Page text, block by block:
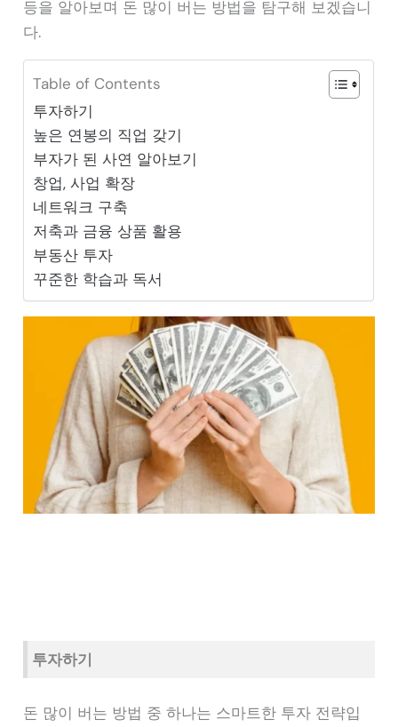
등을 알아보며 돈 많이 버는 방법을 탐구해 보겠습니
다.
Table of Contents
투자하기
높은 연봉의 직업 갖기
부자가 된 사연 알아보기
창업, 사업 확장
네트워크 구축
저축과 금융 상품 활용
부동산 투자
꾸준한 학습과 독서
투자하기
돈 많이 버는 방법 중 하나는 스마트한 투자 전략입